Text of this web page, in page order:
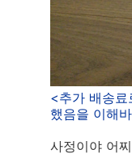
<추가 배송료
했음을 이해
사정이야 어